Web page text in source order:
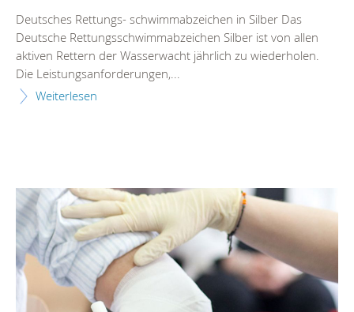
Deutsches Rettungs- schwimmabzeichen in Silber Das
Deutsche Rettungsschwimmabzeichen Silber ist von allen
aktiven Rettern der Wasserwacht jährlich zu wiederholen.
Die Leistungsanforderungen,...
Weiterlesen